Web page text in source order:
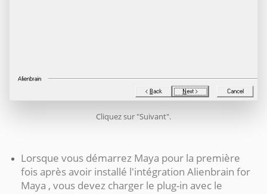
Cliquez sur "Suivant".
Lorsque vous démarrez Maya pour la première
fois après avoir installé l'intégration Alienbrain for
Maya , vous devez charger le plug-in avec le